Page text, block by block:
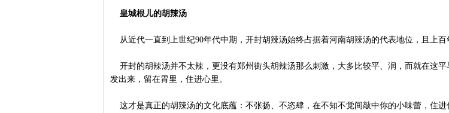
皇城根儿的胡辣汤
从近代一直到上世纪90年代中期，开封胡辣汤始终占据着河南胡辣汤的代表地位，且上百
开封的胡辣汤并不太辣，更没有郑州街头胡辣汤那么刺激，大多比较平、润，而就在这平
发出来，留在胃里，住进心里。
这才是真正的胡辣汤的文化底蕴：不张扬、不恣肆，在不知不觉间敲中你的小味蕾，住进